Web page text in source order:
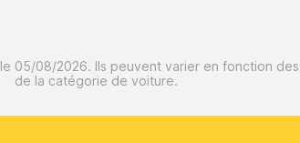
05/08/2026. Ils peuvent varier en fonction
de la catégorie de voiture.